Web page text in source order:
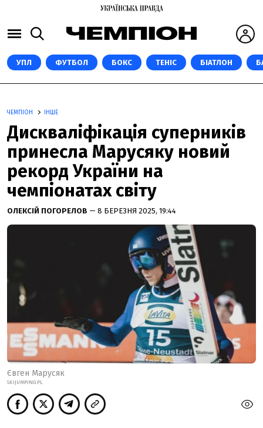
УПЛ ФУТБОЛ БОКС ТЕНІС БІАТЛОН
ЧЕМПІОН ІНШЕ
Дискваліфікація суперників
принесла Марусяку новий
рекорд України на
чемпіонатах світу
ОЛЕКСІЙ ПОГОРЕЛОВ — 8 БЕРЕЗНЯ 2025, 19:44
Євген Марусяк
SKIJUMPING.PL